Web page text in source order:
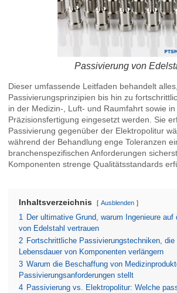
Passivierung von
Dieser umfassende Leitfaden behandelt
Passivierungsprinzipien bis hin zu
in der Medizin-, Luft- und Raumfahrt sowie
Präzisionsfertigung eingesetzt werden. Sie
Passivierung gegenüber der Elektropolitur
während der Behandlung enge Toleranzen
branchenspezifischen Anforderungen
Komponenten strenge Qualitätsstandards
Inhaltsverzeichnis Ausblenden
1 Der ultimative Grund, warum Ingenieure auf
von Edelstahl vertrauen
2 Fortschrittliche Passivierungstechniken, die
Lebensdauer von Komponenten verlängern
3 Warum die Beschaffung von
Passivierungsanforderungen stellt
4 Passivierung vs. Elektropolitur: Welche